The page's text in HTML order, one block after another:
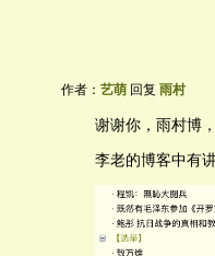
作者： 艺萌 回复 雨村
谢谢你，雨村博，
李老的博客中有